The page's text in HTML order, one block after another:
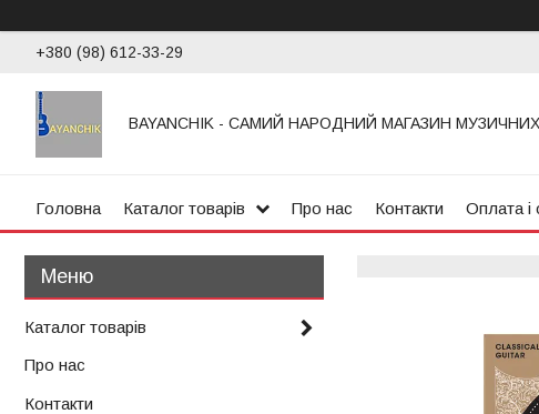
+380 (98) 612-33-29
BAYANCHIK - САМИЙ НАРОДНИЙ МАГАЗИН
Головна Каталог товарів Про нас Контакти Оплата і
Каталог товарів
Про нас
Контакти